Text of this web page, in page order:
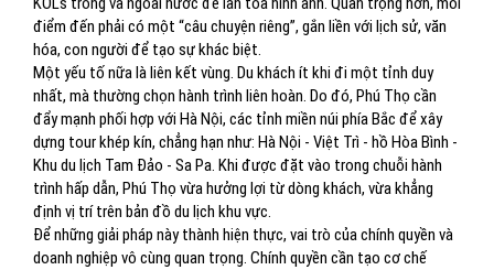
điểm đến phải có một “câu chuyện riêng”, gắn liền với lịch sử, văn
hóa, con người để tạo sự khác biệt.
Một yếu tố nữa là liên kết vùng. Du khách ít khi đi một tỉnh duy
nhất, mà thường chọn hành trình liên hoàn. Do đó, Phú Thọ cần
đẩy mạnh phối hợp với Hà Nội, các tỉnh miền núi phía Bắc để xây
dựng tour khép kín, chẳng hạn như: Hà Nội - Việt Trì - hồ Hòa Bình -
Khu du lịch Tam Đảo - Sa Pa. Khi được đặt vào trong chuỗi hành
trình hấp dẫn, Phú Thọ vừa hưởng lợi từ dòng khách, vừa khẳng
định vị trí trên bản đồ du lịch khu vực.
Để những giải pháp này thành hiện thực, vai trò của chính quyền và
doanh nghiệp vô cùng quan trọng. Chính quyền cần tạo cơ chế